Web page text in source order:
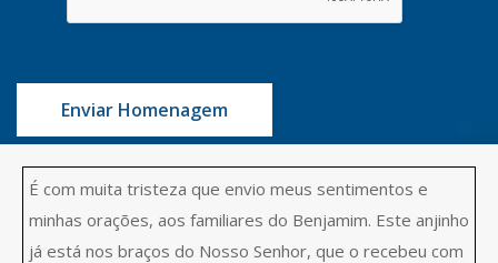
Enviar Homenagem
É com muita tristeza que envio meus sentimentos e
minhas orações, aos familiares do Benjamim. Este anjinho
já está nos braços do Nosso Senhor, que o recebeu com